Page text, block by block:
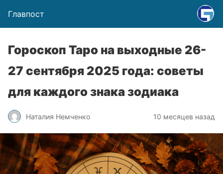
Главпост
Гороскоп Таро на выходные 26-
27 сентября 2025 года: советы
для каждого знака зодиака
Наталия Немченко 10 месяцев назад